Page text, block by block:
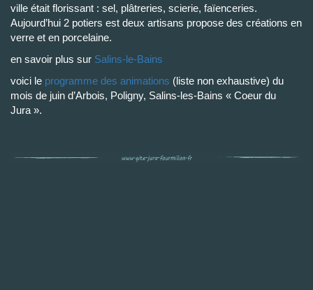
ville était florissant : sel, plâtreries, scierie, faïenceries.
Aujourd’hui 2 potiers est deux artisans propose des créations en
verre et en porcelaine.
en savoir plus sur Salins-le-Bains
voici le programme des animations (liste non exhaustive) du
mois de juin d’Arbois, Poligny, Salins-les-Bains « Coeur du
Jura ».